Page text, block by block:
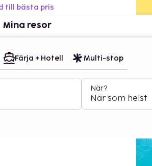
till bästa pris
Mina resor
Färja + Hotell Multi-stop
När?
När som helst